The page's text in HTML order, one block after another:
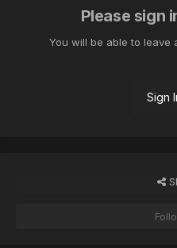
Please sign
You will be able to leave
Sign